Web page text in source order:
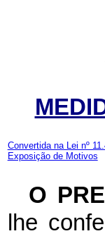
Convertida na Lei nº
Exposição de Motivos
O
lhe